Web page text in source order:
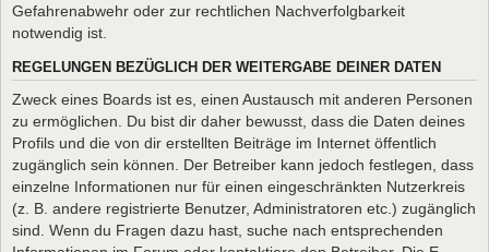
Gefahrenabwehr oder zur rechtlichen Nachverfolgbarkeit
notwendig ist.
REGELUNGEN BEZÜGLICH DER WEITERGABE DEINER DATEN
Zweck eines Boards ist es, einen Austausch mit anderen Personen
zu ermöglichen. Du bist dir daher bewusst, dass die Daten deines
Profils und die von dir erstellten Beiträge im Internet öffentlich
zugänglich sein können. Der Betreiber kann jedoch festlegen, dass
einzelne Informationen nur für einen eingeschränkten Nutzerkreis
(z. B. andere registrierte Benutzer, Administratoren etc.) zugänglich
sind. Wenn du Fragen dazu hast, suche nach entsprechenden